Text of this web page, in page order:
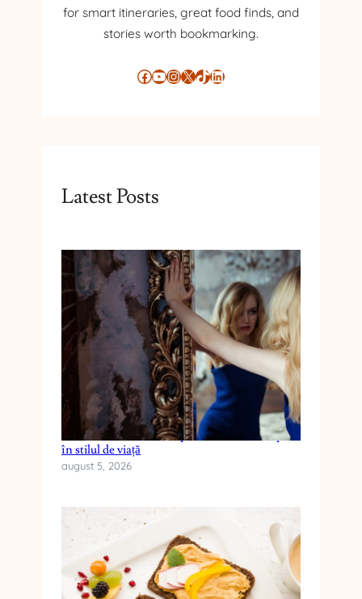
for smart itineraries, great food finds, and
stories worth bookmarking.
Facebook YouTube InstagramX TikTok LinkedIn
Latest Posts
Cum reduci anxietatea prin schimbări simple
în stilul de viață
august 5, 2026